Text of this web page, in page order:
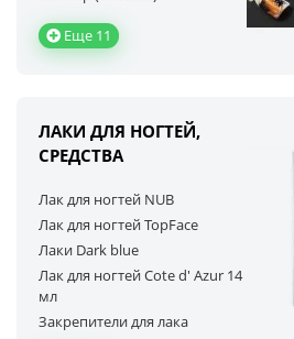
Еще 11
ЛАКИ ДЛЯ НОГТЕЙ,
СРЕДСТВА
Лак для ногтей NUB
Лак для ногтей TopFace
Лаки Dark blue
Лак для ногтей Cote d' Azur 14
мл
Закрепители для лака